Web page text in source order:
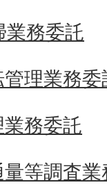
業務委託
理業務委
務委託
等調査業